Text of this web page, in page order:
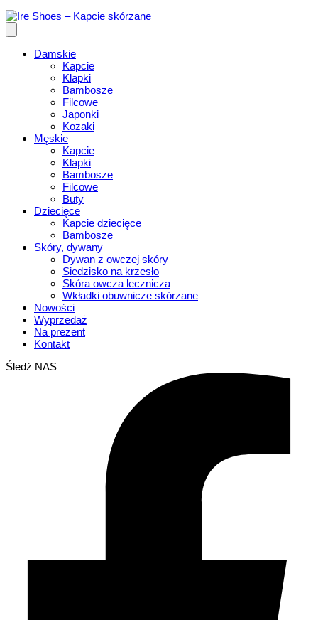
Damskie
Kapcie
Klapki
Bambosze
Filcowe
Japonki
Kozaki
Męskie
Kapcie
Klapki
Bambosze
Filcowe
Buty
Dziecięce
Kapcie dziecięce
Bambosze
Skóry, dywany
Dywan z owczej skóry
Siedzisko na krzesło
Skóra owcza lecznicza
Wkładki obuwnicze skórzane
Nowości
Wyprzedaż
Na prezent
Kontakt
Śledź NAS